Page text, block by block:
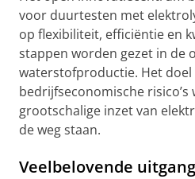
voor duurtesten met
op flexibiliteit, efficiëntie en
stappen worden gezet in de
waterstofproductie. Het doel
bedrijfseconomische risico’s
grootschalige inzet van
de weg staan.
Veelbelovende